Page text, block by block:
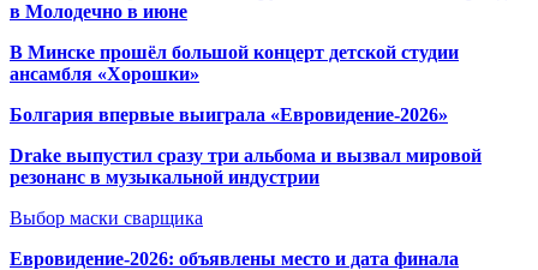
в Молодечно в июне
В Минске прошёл большой концерт детской студии
ансамбля «Хорошки»
Болгария впервые выиграла «Евровидение-2026»
Drake выпустил сразу три альбома и вызвал мировой
резонанс в музыкальной индустрии
Выбор маски сварщика
Евровидение-2026: объявлены место и дата финала